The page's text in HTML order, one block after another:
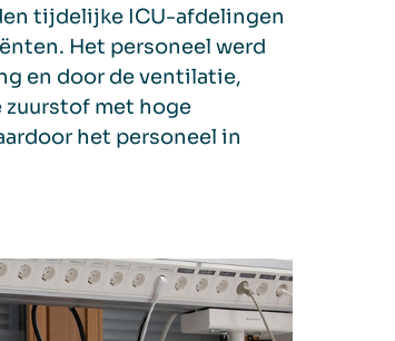
tijdelijke ICU-afdelingen
Het personeel werd
en door de ventilatie,
zuurstof met hoge
het personeel in